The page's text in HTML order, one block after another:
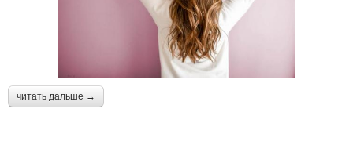
читать дальше →